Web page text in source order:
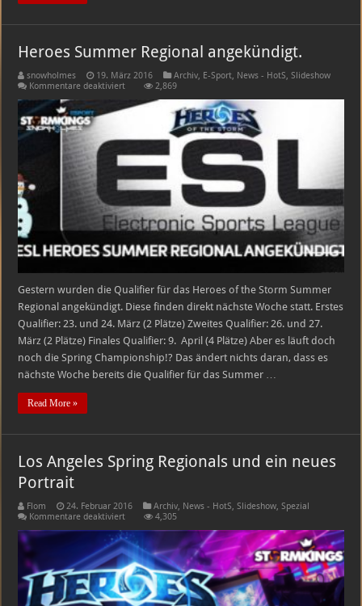
Heroes Summer Regional angekündigt.
snowholmes 19. März 2016 Archiv, E-Sport, News - HotS,Slideshow
Kommentare deaktiviertfür
Summer
angekündigt.
2,869
Gestern wurden die Qualifier für das Heroes of the Storm Summer
Regional angekündigt. Diese finden direkt nächste Woche statt. Erstes
Qualifier: 23. und 24. März (2 Plätze) Zweites Qualifier: 26. und 27.
März (2 Plätze) Finales Qualifier: 9. April (4 Plätze) Aber es läuft doch
noch die Spring Championship!? Das ändert nichts daran, dass es
nächste Woche bereits die Qualifier für das Summer …
Read More »
Los Angeles Spring Regionals und ein neues
Portrait
Flom 24. Februar 2016 Archiv, News - HotS,Slideshow,Spezial
Kommentare deaktiviertfür
Angeles
Spring
Regionals
und
ein
neues
Portrait
4,305